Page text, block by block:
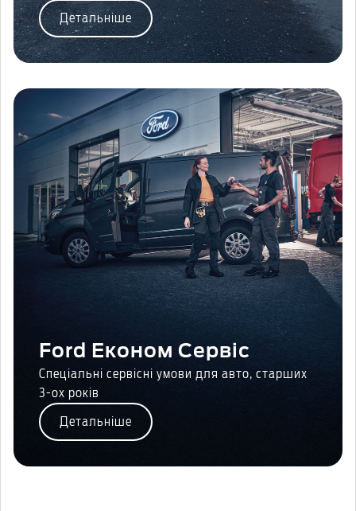
Детальніше
Ford Економ Сервіс
Спеціальні сервісні умови для авто, старших
3-ох років
Детальніше